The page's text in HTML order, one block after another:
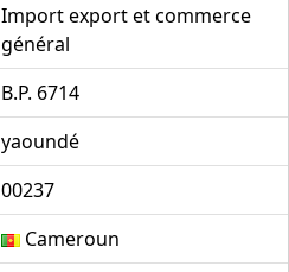
Import export et commerce
général
B.P. 6714
yaoundé
00237
Cameroun